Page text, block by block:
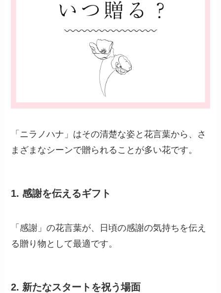
「ニラノハナ」はその清楚な姿と花言葉から、さ
まざまなシーンで贈られることが多い花です。
1.感謝を伝えるギフト
「感謝」の花言葉が、日頃の感謝の気持ちを伝え
る贈り物として最適です。
2. 新たなスタートを祝う場面